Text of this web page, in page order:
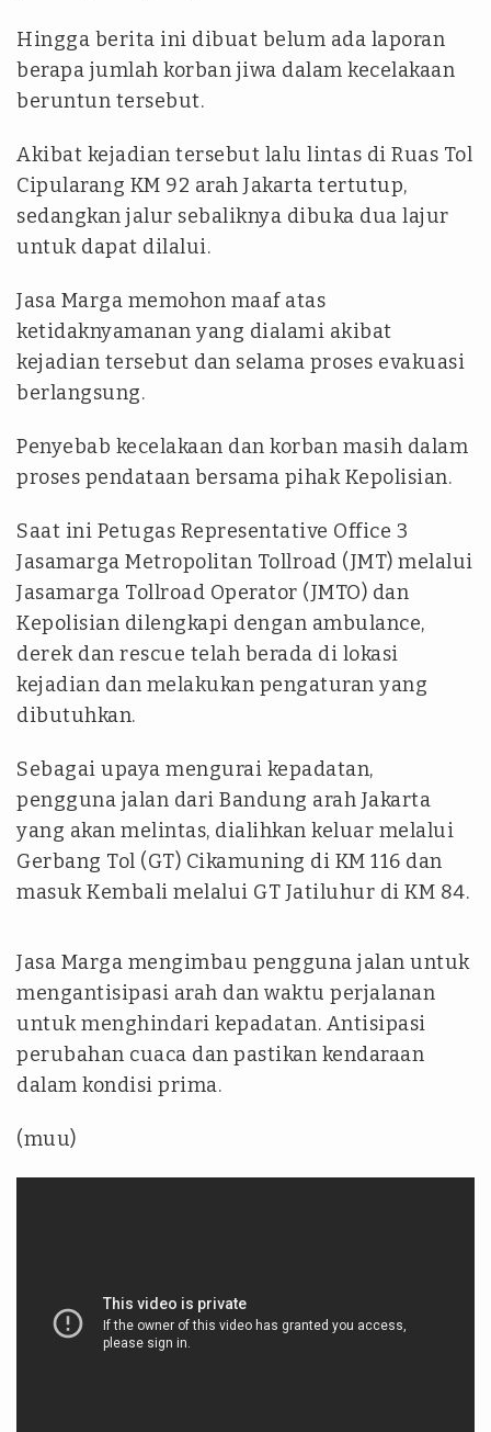
Hingga berita ini dibuat belum ada laporan
berapa jumlah korban jiwa dalam kecelakaan
beruntun tersebut.
Akibat kejadian tersebut lalu lintas di Ruas Tol
Cipularang KM 92 arah Jakarta tertutup,
sedangkan jalur sebaliknya dibuka dua lajur
untuk dapat dilalui.
Jasa Marga memohon maaf atas
ketidaknyamanan yang dialami akibat
kejadian tersebut dan selama proses evakuasi
berlangsung.
Penyebab kecelakaan dan korban masih dalam
proses pendataan bersama pihak Kepolisian.
Saat ini Petugas Representative Office 3
Jasamarga Metropolitan Tollroad (JMT) melalui
Jasamarga Tollroad Operator (JMTO) dan
Kepolisian dilengkapi dengan ambulance,
derek dan rescue telah berada di lokasi
kejadian dan melakukan pengaturan yang
dibutuhkan.
Sebagai upaya mengurai kepadatan,
pengguna jalan dari Bandung arah Jakarta
yang akan melintas, dialihkan keluar melalui
Gerbang Tol (GT) Cikamuning di KM 116 dan
masuk Kembali melalui GT Jatiluhur di KM 84.
Jasa Marga mengimbau pengguna jalan untuk
mengantisipasi arah dan waktu perjalanan
untuk menghindari kepadatan. Antisipasi
perubahan cuaca dan pastikan kendaraan
dalam kondisi prima.
(muu)